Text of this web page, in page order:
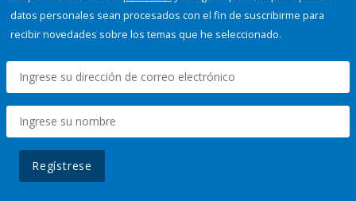
datos personales sean procesados con el fin de suscribirme para
recibir novedades sobre los temas que he seleccionado.
Regístrese